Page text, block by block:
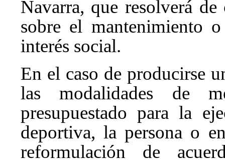
Navarra, que resolverá
sobre el mantenimiento
interés social.
En el caso de producirse
las modalidades de
presupuestado para la
deportiva, la persona o
reformulación de